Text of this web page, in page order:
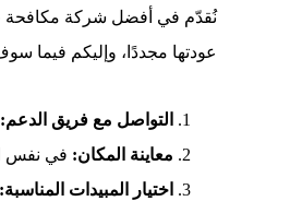
نُقدّم في أفضل شركة مكافحة
عودتها مجددًا، وإليكم فيما
التواصل مع فريق الدعم:
معاينة المكان: في نفس
اختيار المبيدات المناسبة: